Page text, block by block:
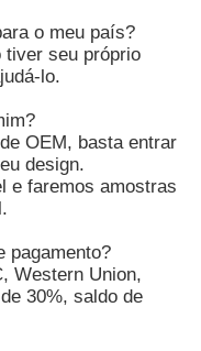
o meu país?
tiver seu próprio
lo.
OEM, basta entrar
design.
e faremos amostras
pagamento?
Western Union,
30%, saldo de